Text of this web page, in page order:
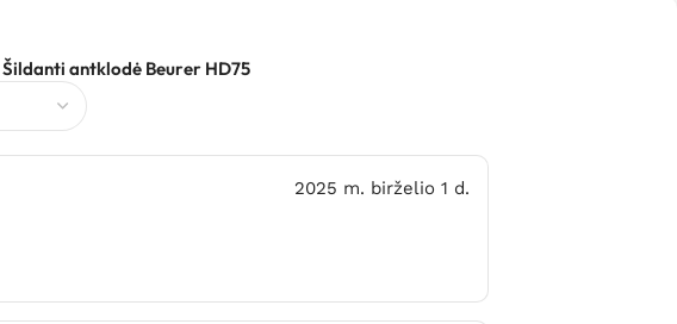
Šildanti antklodė Beurer HD75
2025 m. birželio 1 d.